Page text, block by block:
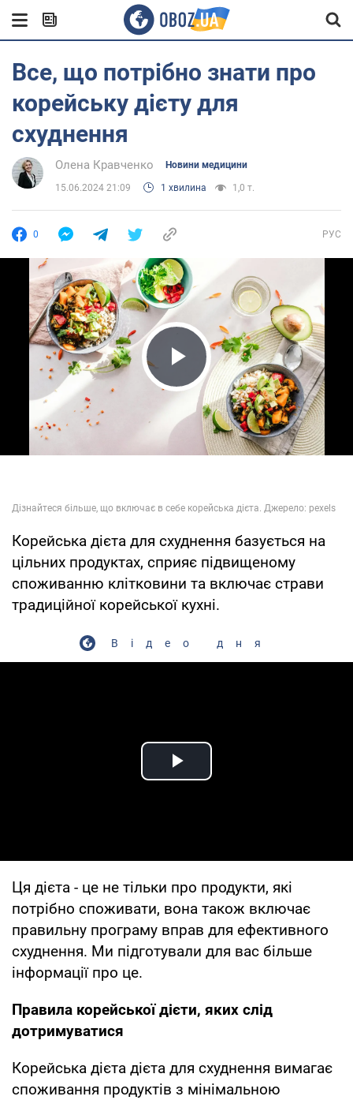
Все, що потрібно знати про
корейську дієту для
схуднення
Олена Кравченко Новини медицини
15.06.2024 21:09 1 хвилина 1,0 т.
0 РУС
Play Video
Корейська дієта для схуднення базується на
цільних продуктах, сприяє підвищеному
споживанню клітковини та включає страви
традиційної корейської кухні.
Відео дня
Play Video
Ця дієта - це не тільки про продукти, які
потрібно споживати, вона також включає
правильну програму вправ для ефективного
схуднення. Ми підготували для вас більше
інформації про це.
Правила корейської дієти, яких слід
дотримуватися
Корейська дієта дієта для схуднення вимагає
споживання продуктів з мінімальною